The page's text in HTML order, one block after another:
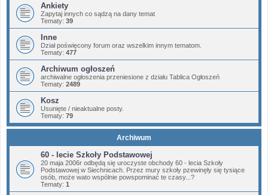
Ankiety
Zapytaj innych co sądzą na dany temat
Tematy: 39
Inne
Dział poświęcony forum oraz wszelkim innym tematom.
Tematy: 477
Archiwum ogłoszeń
archiwalne ogłoszenia przeniesione z działu Tablica Ogłoszeń
Tematy: 2489
Kosz
Usunięte / nieaktualne posty.
Tematy: 79
Archiwum
60 - lecie Szkoły Podstawowej
20 maja 2006r odbędą się uroczyste obchody 60 - lecia Szkoły
Podstawowej w Siechnicach. Przez mury szkoły pzewinęły się tysiące
osób, może wato wspólnie powspominać te czasy...?
Tematy: 1